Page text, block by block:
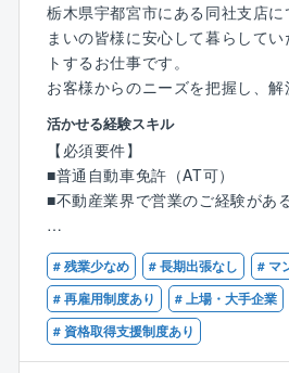
栃木県宇都宮市にある同社支店
まいの皆様に安心して暮らして
トするお仕事です。
お客様からのニーズを把握し、
実行していただきます。
※未経験の方も大歓迎です！
【業務の詳細について】
〇理事会／総会への運営サポート
〇会場手配、資料作成や配付、当
事録案の作成
〇管理状況の報告や修繕工事の
〇事務手続き、保険契約代行、
助
〇担当物件の巡回
活かせる経験スキル
【必須要件】
■普通自動車免許（AT可）
■不動産業界で営業のご経験があ
【歓迎要件】
■管理業務主任者
■宅地建物取引士
■居住者と深い信頼関係を築いて
■ニーズを汲み取り、適切な行動
# 残業少なめ # 長期出張なし
# マ
# 再雇用制度あり
# 上場・大手企業
# 資格取得支援制度あり